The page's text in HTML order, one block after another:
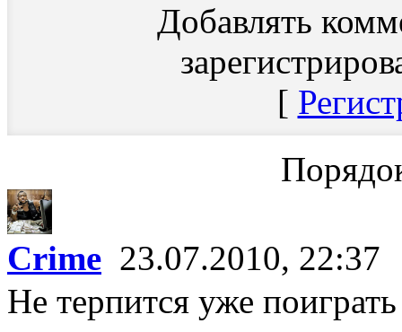
Добавлять
[
Crime 23.07.2010, 22:37
Не терпится уже